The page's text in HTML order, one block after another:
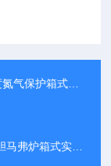
护箱式电阻炉
箱式实验电阻炉